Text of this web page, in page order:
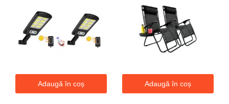
Adaugă în coș Adaugă în coș